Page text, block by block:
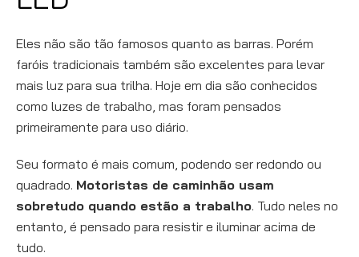
Eles não são tão famosos quanto as barras. Porém
faróis tradicionais também são excelentes para levar
mais luz para sua trilha. Hoje em dia são conhecidos
como luzes de trabalho, mas foram pensados
primeiramente para uso diário.
Seu formato é mais comum, podendo ser redondo ou
quadrado. Motoristas de caminhão usam
sobretudo quando estão a trabalho. Tudo neles no
entanto, é pensado para resistir e iluminar acima de
tudo.